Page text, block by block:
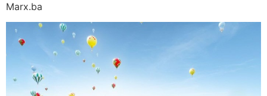
Marx.ba